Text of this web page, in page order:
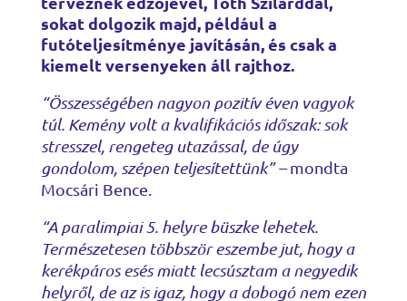
sokat dolgozik majd, például a
futóteljesítménye javításán, és csak a
kiemelt versenyeken áll rajthoz.
“Összességében nagyon pozitív éven vagyok
túl. Kemény volt a kvalifikációs időszak: sok
stresszel, rengeteg utazással, de úgy
gondolom, szépen teljesítettünk” –mondta
Mocsári Bence.
“A paralimpiai 5. helyre büszke lehetek.
Természetesen többször eszembe jut, hogy a
kerékpáros esés miatt lecsúsztam a negyedik
helyről, de az is igaz, hogy a dobogó nem ezen